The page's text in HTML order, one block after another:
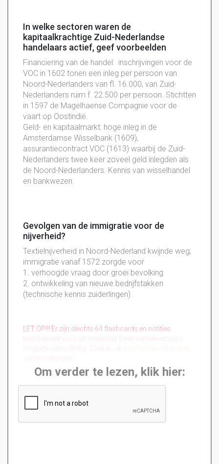
In welke sectoren waren de
kapitaalkrachtige Zuid-Nederlandse
handelaars actief, geef voorbeelden
Financiering van de handel: inschrijvingen voor de
VOC in 1602 tonen een inleg per persoon van
Noord-Nederlanders van fl. 16.000, van Zuid-
Nederlanders ruim f. 22.500 per persoon. Stichtten
in 1597 de Magelhaense Compagnie voor de
vaart op Oostindië.
Geld- en kapitaalmarkt: hoge inleg in de
Amsterdamse Wisselbank (1609),
assurantiecontract VOC (1613) waarbij de Zuid-
Nederlanders twee keer zoveel geld inlegden als
de Noord-Nederlanders. Kennis van wisselhandel
en bankwezen.
Gevolgen van de immigratie voor de
nijverheid?
Textielnijverheid in Noord-Nederland kwijnde weg;
immigratie vanaf 1572 zorgde voor
1. verhoogde vraag door groei bevolking
2. ontwikkeling van nieuwe bedrijfstakken
(technische kennis zuiderlingen)
LET OP!!! Er zijn slechts 64 flashcards en notities
beschikbaar voor dit materiaal. Deze samenvatting is
Om verder te lezen, klik hier: